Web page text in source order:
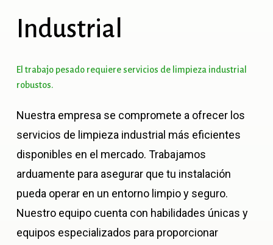
Industrial
El trabajo pesado requiereservicios de limpieza industrial
robustos.
Nuestra empresa se compromete a ofrecer los
servicios de limpieza industrial más eficientes
disponibles en el mercado. Trabajamos
arduamente para asegurar que tu instalación
pueda operar en un entorno limpio y seguro.
Nuestro equipo cuenta con habilidades únicas y
equipos especializados para proporcionar